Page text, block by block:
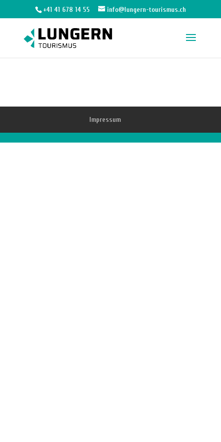
+41 41 678 14 55 info@lungern-tourismus.ch
Impressum